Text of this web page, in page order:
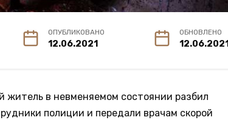
ОПУБЛИКОВАНО
12.06.2021
ОБНОВЛЕНО
12.06.2021
в невменяемом состоянии разбил
полиции и передали врачам скорой